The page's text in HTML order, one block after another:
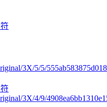
3X/5/5/
3X/4/9/